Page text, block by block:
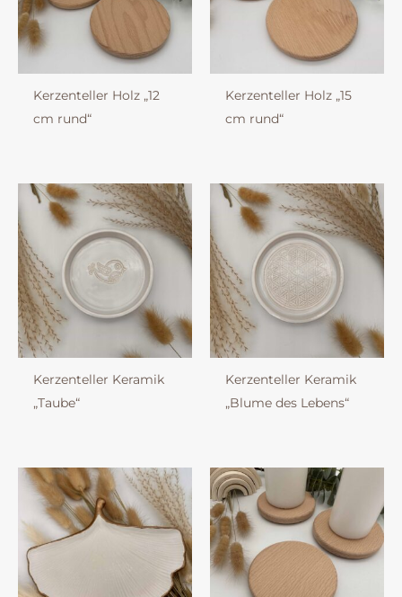
Kerzenteller Holz „12
cm rund“
Kerzenteller Holz „15
cm rund“
Kerzenteller Keramik
„Taube“
Kerzenteller Keramik
„Blume des Lebens“